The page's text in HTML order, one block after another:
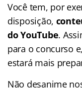
Você tem, por
disposição,
do YouTube.
para o concurso
estará mais
Não desanime